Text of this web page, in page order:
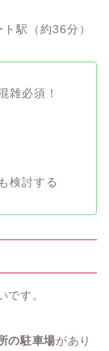
駅（約36分）
雑必須！
検討する
です。
の駐車場があり